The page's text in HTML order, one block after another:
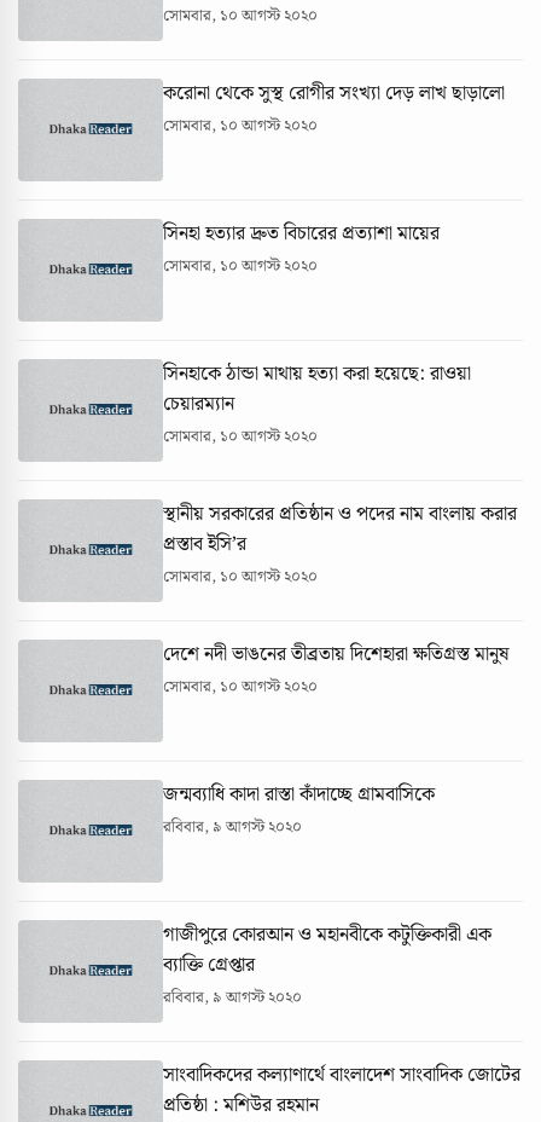
সোমবার, ১০ আগস্ট ২০২০
করোনা থেকে সুস্থ রোগীর সংখ্যা দেড় লাখ ছাড়ালো
সোমবার, ১০ আগস্ট ২০২০
সিনহা হত্যার দ্রুত বিচারের প্রত্যাশা মায়ের
সোমবার, ১০ আগস্ট ২০২০
সিনহাকে ঠান্ডা মাথায় হত্যা করা হয়েছে: রাওয়া
চেয়ারম্যান
সোমবার, ১০ আগস্ট ২০২০
স্থানীয় সরকারের প্রতিষ্ঠান ও পদের নাম বাংলায় করার
প্রস্তাব ইসি’র
সোমবার, ১০ আগস্ট ২০২০
দেশে নদী ভাঙনের তীব্রতায় দিশেহারা ক্ষতিগ্রস্ত মানুষ
সোমবার, ১০ আগস্ট ২০২০
জন্মব্যাধি কাদা রাস্তা কাঁদাচ্ছে গ্রামবাসিকে
রবিবার, ৯ আগস্ট ২০২০
গাজীপুরে কোরআন ও মহানবীকে কটুক্তিকারী এক
ব্যাক্তি গ্রেপ্তার
রবিবার, ৯ আগস্ট ২০২০
সাংবাদিকদের কল্যাণার্থে বাংলাদেশ সাংবাদিক জোটের
প্রতিষ্ঠা : মশিউর রহমান